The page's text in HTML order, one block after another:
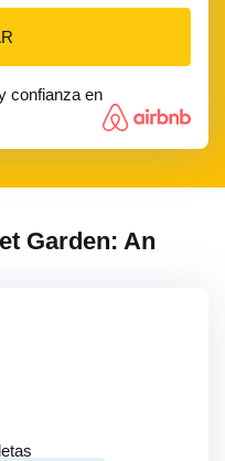
confianza en
Garden: An